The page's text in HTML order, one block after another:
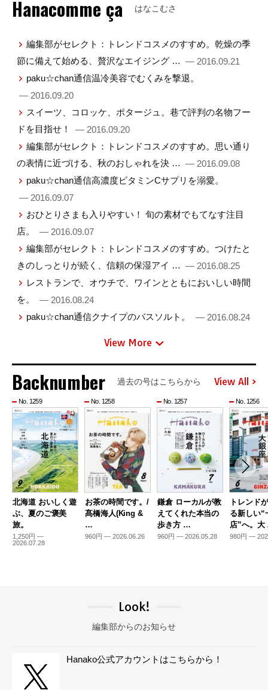
Hanacomme ça はなこむさ
編集部がセレクト：トレンドコスメのすすめ。乾燥の季
節に備えて始める、贅沢なエイジング … — 2016.09.21
paku☆chan通信温冷美容でむくみを撃退。
— 2016.09.20
スイーツ、コロッケ、ポタージュ。巷で評判の名物フー
ドを目指せ！
— 2016.09.20
編集部がセレクト：トレンドコスメのすすめ。思い通り
の表情に近づける、秋のおしゃれを決 … — 2016.09.08
paku☆chan通信高濃度ビタミンCサプリを溺愛。
— 2016.09.07
おひとりさまも入りやすい！ 旬の素材でもてなす注目
店。
— 2016.09.07
編集部がセレクト：トレンドコスメのすすめ。つけたと
きのしっとりが続く、信頼の保湿アイ … — 2016.08.25
レストランで、オウチで、ワインとともにおいしい時間
を。
— 2016.08.24
paku☆chan通信クナイプのバスソルト。
— 2016.08.24
View More
Backnumber 過去の号はこちらから View All
No. 1259
北海道 おいしく遊
ぶ、夏のご褒美
旅。
1,250円 —
2026.07.28
No. 1258
お茶の時間です。/
髙橋海人(King &
…
960円 — 2026.06.26
No. 1257
鎌倉 ローカルが教
えてくれた本当の
歩き方 …
960円 — 2026.05.28
No. 1256
トレンド
る新しい“
店”へ。
980円 —
Look!
編集部からのお知らせ
Hanako公式アカウントはこちらから！